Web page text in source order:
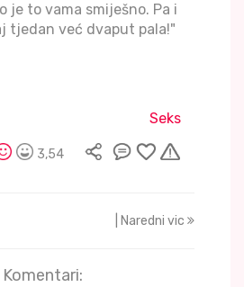
je to vama smiješno. Pa i
tjedan već dvaput pala!"
Seks
3,54
| Naredni vic
Komentari: